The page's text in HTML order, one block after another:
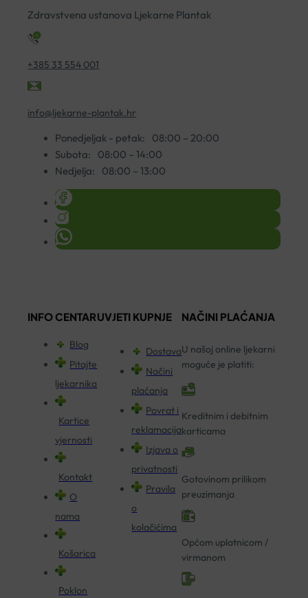
A30
Zdravstvena ustanova Ljekarne Plantak
+385 33 554 001
info@ljekarne-plantak.hr
Ponedjeljak - petak:
08:00 – 20:00
Subota:
08:00 – 14:00
Nedjelja:
08:00 – 13:00
INFO CENTAR
Blog
Pitajte
ljekarnika
Kartice
vjernosti
Kontakt
O
nama
Košarica
Poklon
UVJETI KUPNJE
Dostava
Načini
plaćanja
Povrat i
reklamacija
Izjava o
privatnosti
Pravila
o
kolačićima
NAČINI PLAĆANJA
U našoj online ljekarni
moguće je platiti:
Kreditnim i debitnim
karticama
Gotovinom prilikom
preuzimanja
Općom uplatnicom /
virmanom